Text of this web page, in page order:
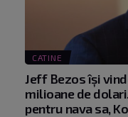
CATINE
Jeff Bezos își
milioane de
pentru nava sa,